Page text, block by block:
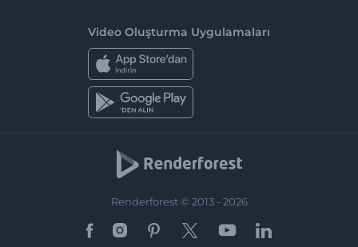
Video Oluşturma Uygulamaları
Renderforest © 2013 - 2026